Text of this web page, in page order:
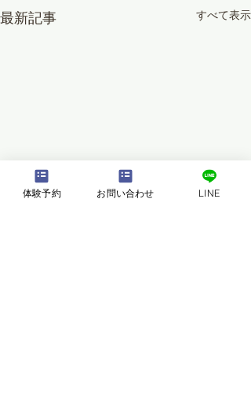
最新記事 すべて表示
体験予約 お問い合わせ LINE